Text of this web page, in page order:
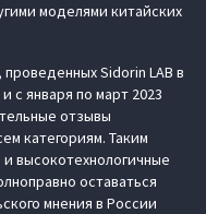
моделями китайских
Sidorin LAB в
с января по март 2023
отзывы
категориям. Таким
высокотехнологичные
оставаться
мнения в России